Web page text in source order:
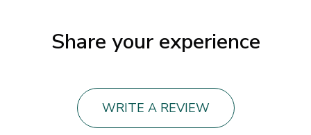
Share your experience
WRITE A REVIEW